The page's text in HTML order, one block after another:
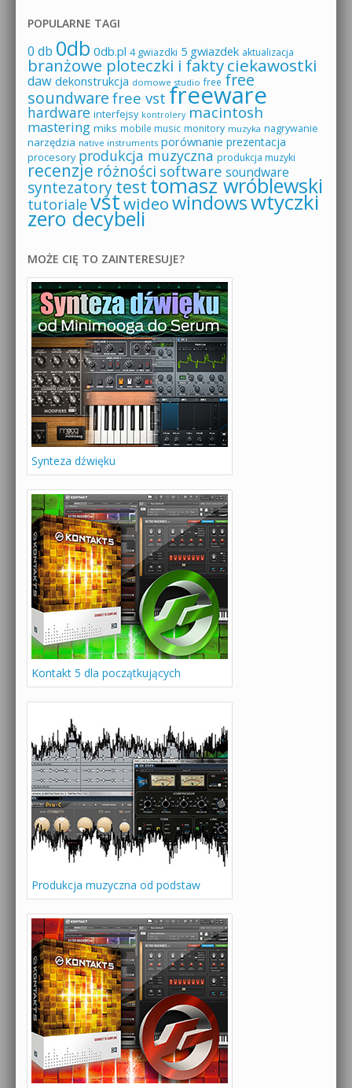
POPULARNE TAGI
0 db 0db 0db.pl 4 gwiazdki 5 gwiazdek aktualizacja
branżowe ploteczki i faktyciekawostki
daw dekonstrukcja domowe studio free free
soundware free vst freeware
hardware interfejsy kontrolery macintosh
mastering miks mobile music monitory muzyka nagrywanie
narzędzia native instruments porównanie prezentacja
procesory produkcja muzyczna produkcja muzyki
recenzje różności software soundware
syntezatorytesttomasz wróblewski
tutoriale vstwideowindowswtyczki
zero decybeli
MOŻE CIĘ TO ZAINTERESUJE?
Synteza dźwięku
Kontakt 5 dla początkujących
Produkcja muzyczna od podstaw